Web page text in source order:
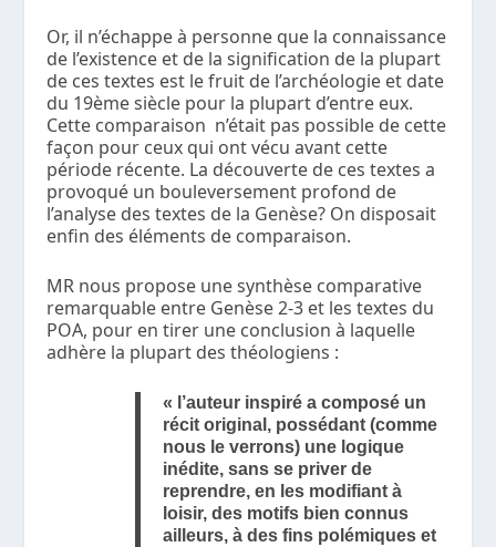
Or, il n’échappe à personne que la connaissance
de l’existence et de la signification de la plupart
de ces textes est le fruit de l’archéologie et date
du 19èmesiècle pour la plupart d’entre eux.
Cette comparaison n’était pas possible de cette
façon pour ceux qui ont vécu avant cette
période récente. La découverte de ces textes a
provoqué un bouleversement profond de
l’analyse des textes de la Genèse? On disposait
enfin des éléments de comparaison.
MR nous propose une synthèse comparative
remarquable entre Genèse 2-3 et les textes du
POA, pour en tirer une conclusion à laquelle
adhère la plupart des théologiens :
« l’auteur inspiré a composé un
récit original, possédant (comme
nous le verrons) une logique
inédite, sans se priver de
reprendre, en les modifiant à
loisir, des motifs bien connus
ailleurs, à des fins polémiques et